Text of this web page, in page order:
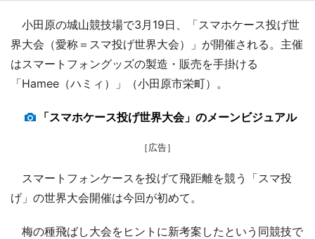
小田原の城山競技場で3月19日、「スマホケース投げ世
界大会（愛称＝スマ投げ世界大会）」が開催される。主催
はスマートフォングッズの製造・販売を手掛ける
「Hamee（ハミィ）」（小田原市栄町）。
「スマホケース投げ世界大会」のメーンビジュアル
［広告］
スマートフォンケースを投げて飛距離を競う「スマ投
げ」の世界大会開催は今回が初めて。
梅の種飛ばし大会をヒントに新考案したという同競技で